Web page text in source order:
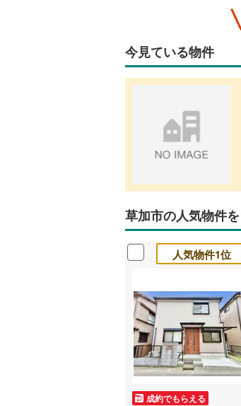
今見ている物件
草加市の人気物件
人気物件1位
成約でもらえる